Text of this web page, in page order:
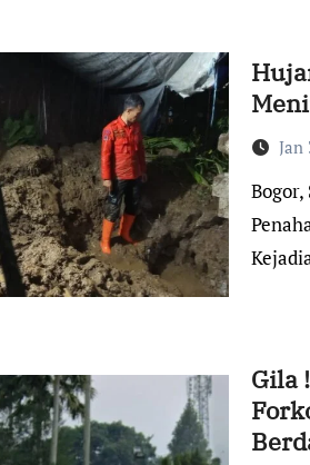
Jan
Bogor, Suara Indonesia – Akibat hujan desar Tebing
Gila